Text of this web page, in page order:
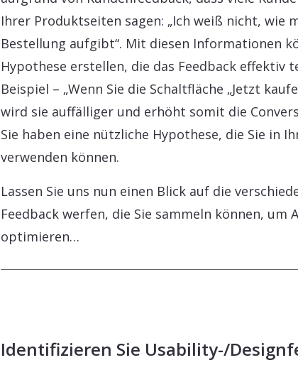
Ihrer Produktseiten sagen: „Ich weiß nicht, wie
Bestellung aufgibt“. Mit diesen Informationen
Hypothese erstellen, die das Feedback effektiv
Beispiel – „Wenn Sie die Schaltfläche „Jetzt
wird sie auffälliger und erhöht somit die
Sie haben eine nützliche Hypothese, die Sie in
verwenden können.
Lassen Sie uns nun einen Blick auf die
Feedback werfen, die Sie sammeln können, um
optimieren…
Identifizieren Sie Usability-/